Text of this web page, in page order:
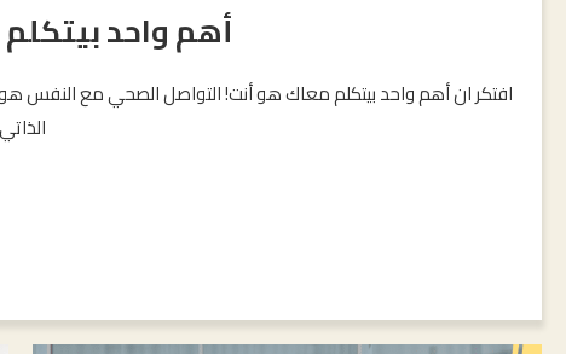
أهم واحد
افتكر ان أهم واحد بيتكلم معاك هو أنت! التواصل الصحي مع النفس